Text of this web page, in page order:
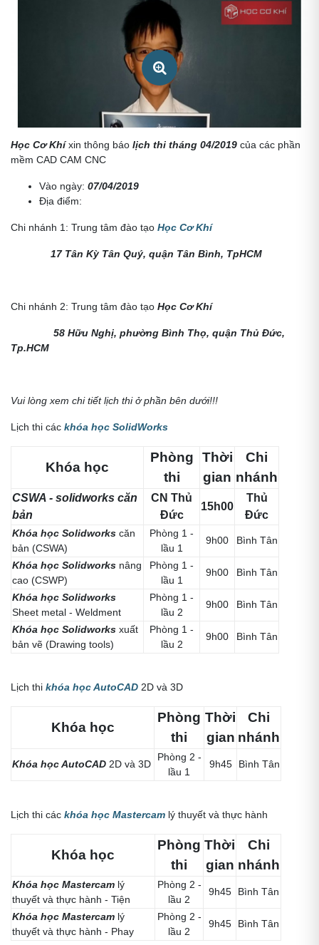
Học Cơ Khíxin thông báo lịch thi tháng 04/2019 của các phần
mềm CAD CAM CNC
Vào ngày: 07/04/2019
Địa điểm:
Chi nhánh 1: Trung tâm đào tạo Học Cơ Khí
17 Tân Kỳ Tân Quý, quận Tân Bình, TpHCM
Chi nhánh 2: Trung tâm đào tạo Học Cơ Khí
58 Hữu Nghị, phường Bình Thọ, quận Thủ Đức,
Tp.HCM
Vui lòng xem chi tiết lịch thi ở phần bên dưới!!!
Lịch thi các khóa học SolidWorks
Khóa học
Phòng
thi
Thời
gian
Chi
nhánh
CSWA - solidworks căn
bản
CN Thủ
Đức
15h00
Thủ
Đức
Khóa học Solidworks căn
bản (CSWA)
Phòng 1 -
lầu 1
9h00 Bình Tân
Khóa học Solidworks nâng
cao (CSWP)
Phòng 1 -
lầu 1
9h00 Bình Tân
Khóa học Solidworks
Sheet metal - Weldment
Phòng 1 -
lầu 2
9h00 Bình Tân
Khóa học Solidworks xuất
bản vẽ (Drawing tools)
Phòng 1 -
lầu 2
9h00 Bình Tân
Lịch thi khóa học AutoCAD 2D và 3D
Khóa học
Phòng
thi
Thời
gian
Chi
nhánh
Khóa học AutoCAD 2D và 3D
Phòng 2 -
lầu 1
9h45 Bình Tân
Lịch thi các khóa học Mastercam lý thuyết và thực hành
Khóa học
Phòng
thi
Thời
gian
Chi
nhánh
Khóa học Mastercam lý
thuyết và thực hành - Tiện
Phòng 2 -
lầu 2
9h45 Bình Tân
Khóa học Mastercam lý
thuyết và thực hành - Phay
Phòng 2 -
lầu 2
9h45 Bình Tân